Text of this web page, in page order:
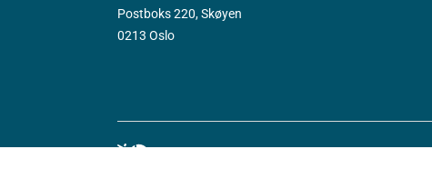
Postboks 220, Skøyen
0213 Oslo